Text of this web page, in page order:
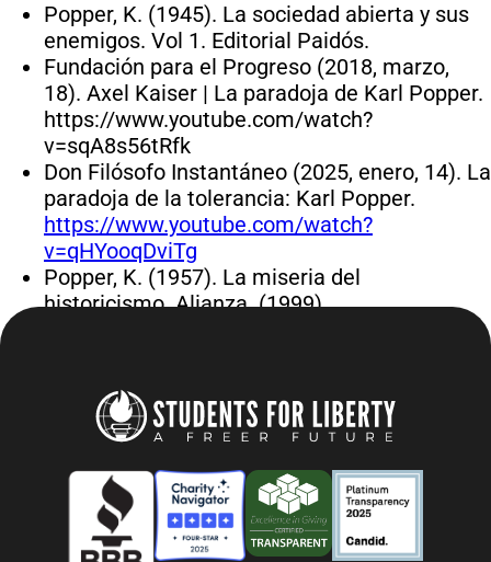
Popper, K. (1945). La sociedad abierta y sus
enemigos. Vol 1. Editorial Paidós.
Fundación para el Progreso (2018, marzo,
18). Axel Kaiser | La paradoja de Karl Popper.
https://www.youtube.com/watch?
v=sqA8s56tRfk
Don Filósofo Instantáneo (2025, enero, 14). La
paradoja de la tolerancia: Karl Popper.
https://www.youtube.com/watch?
v=qHYooqDviTg
Popper, K. (1957). La miseria del
historicismo. Alianza. (1999)